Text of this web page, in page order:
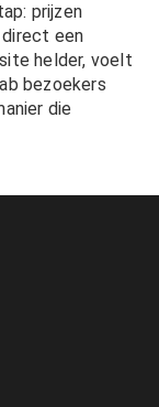
prijzen
een
helder, voelt
bezoekers
die